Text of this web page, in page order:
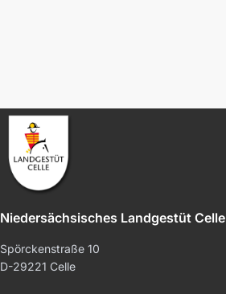
Niedersächsisches Landgestüt Celle
Spörckenstraße 10
D-29221 Celle